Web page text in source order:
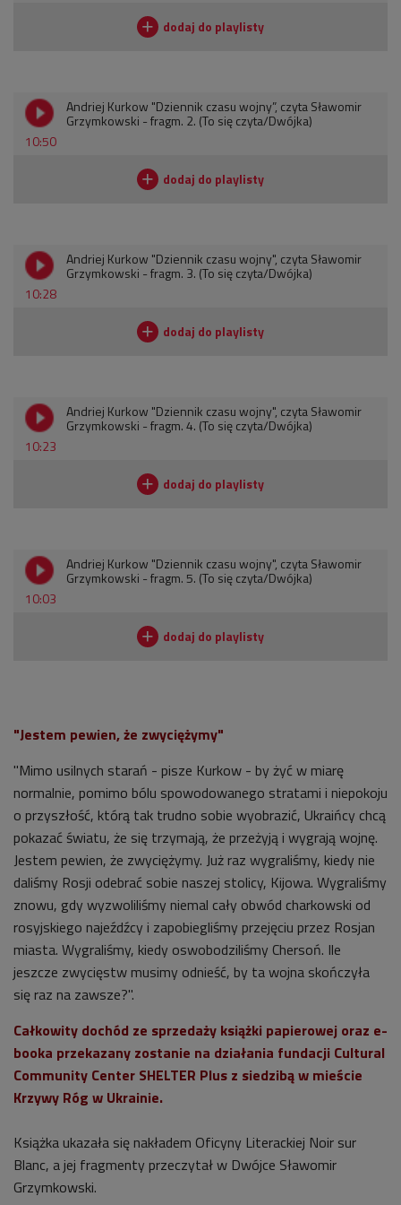
10:50
Andriej Kurkow "Dziennik czasu wojny”, czyta Sławomir
Grzymkowski - fragm. 2. (To się czyta/Dwójka)
10:28
Andriej Kurkow "Dziennik czasu wojny", czyta Sławomir
Grzymkowski - fragm. 3. (To się czyta/Dwójka)
10:23
Andriej Kurkow "Dziennik czasu wojny", czyta Sławomir
Grzymkowski - fragm. 4. (To się czyta/Dwójka)
10:03
Andriej Kurkow "Dziennik czasu wojny", czyta Sławomir
Grzymkowski - fragm. 5. (To się czyta/Dwójka)
"Jestem pewien, że zwyciężymy"
"Mimo usilnych starań - pisze Kurkow - by żyć w miarę
normalnie, pomimo bólu spowodowanego stratami i niepokoju
o przyszłość, którą tak trudno sobie wyobrazić, Ukraińcy chcą
pokazać światu, że się trzymają, że przeżyją i wygrają wojnę.
Jestem pewien, że zwyciężymy. Już raz wygraliśmy, kiedy nie
daliśmy Rosji odebrać sobie naszej stolicy, Kijowa. Wygraliśmy
znowu, gdy wyzwoliliśmy niemal cały obwód charkowski od
rosyjskiego najeźdźcy i zapobiegliśmy przejęciu przez Rosjan
miasta. Wygraliśmy, kiedy oswobodziliśmy Chersoń. Ile
jeszcze zwycięstw musimy odnieść, by ta wojna skończyła
się raz na zawsze?".
Całkowity dochód ze sprzedaży książki papierowej oraz e-
booka przekazany zostanie na działania fundacji Cultural
Community Center SHELTER Plus z siedzibą w mieście
Krzywy Róg w Ukrainie.
Książka ukazała się nakładem Oficyny Literackiej Noir sur
Blanc, a jej fragmenty przeczytał w Dwójce Sławomir
Grzymkowski.